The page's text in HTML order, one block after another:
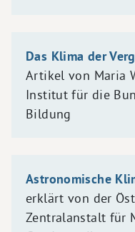
Das Klima der
Artikel von Maria
Institut für die
Bildung
Astronomische
erklärt von der
Zentralanstalt für